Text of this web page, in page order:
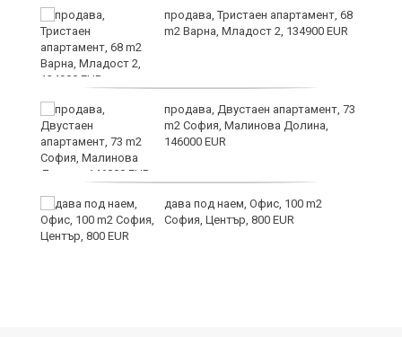
продава, Тристаен апартамент, 68
m2 Варна, Младост 2, 134900 EUR
продава, Двустаен апартамент, 73
m2 София, Малинова Долина,
146000 EUR
дава под наем, Офис, 100 m2
София, Център, 800 EUR